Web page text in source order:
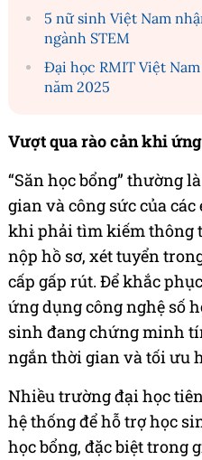
5 nữ sinh Việt Nam
ngành STEM
Đại học RMIT Việt
năm 2025
Vượt qua rào cản khi
“Săn học bổng” thường
gian và công sức của
khi phải tìm kiếm thông
nộp hồ sơ, xét tuyển
cấp gấp rút. Để khắc
ứng dụng công nghệ số
sinh đang chứng minh
ngắn thời gian và tối ưu
Nhiều trường đại học
hệ thống để hỗ trợ học
học bổng, đặc biệt trong